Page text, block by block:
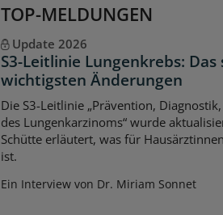
TOP-MELDUNGEN
Update 2026
S3-Leitlinie Lungenkrebs: Das
wichtigsten Änderungen
Die S3-Leitlinie „Prävention,
des Lungenkarzinoms“ wurde
Schütte erläutert, was für
ist.
Ein Interview von Dr. Miriam Sonnet